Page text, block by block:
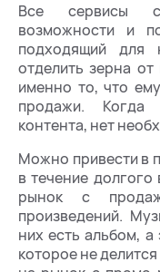
Все сервисы
возможности и
подходящий для
отделить зерна от
именно то, что
продажи. Когда
контента, нет
Можно привести в
в течение
рынок с
произведений.
них есть альбом, а
которое не